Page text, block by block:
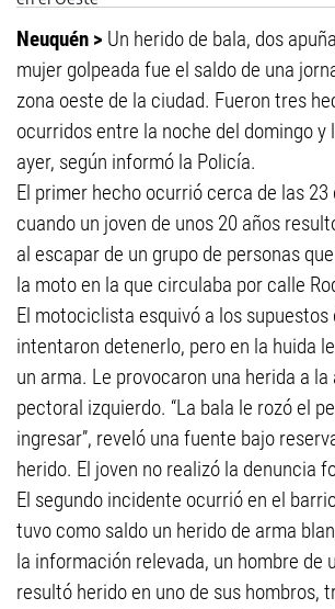
Neuquén > Un herido de bala, dos
mujer golpeada fue el saldo de una
zona oeste de la ciudad. Fueron tres
ocurridos entre la noche del domingo y
ayer, según informó la Policía.
El primer hecho ocurrió cerca de las 23
cuando un joven de unos 20 años
al escapar de un grupo de personas
la moto en la que circulaba por calle
El motociclista esquivó a los
intentaron detenerlo, pero en la huida
un arma. Le provocaron una herida a
pectoral izquierdo. “La bala le rozó el
ingresar”, reveló una fuente bajo
herido. El joven no realizó la denuncia
El segundo incidente ocurrió en el
tuvo como saldo un herido de arma
la información relevada, un hombre de
resultó herido en uno de sus hombros,